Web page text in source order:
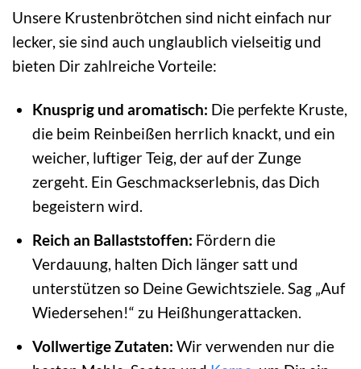
Unsere Krustenbrötchen sind nicht einfach nur
lecker, sie sind auch unglaublich vielseitig und
bieten Dir zahlreiche Vorteile:
Knusprig und aromatisch: Die perfekte Kruste,
die beim Reinbeißen herrlich knackt, und ein
weicher, luftiger Teig, der auf der Zunge
zergeht. Ein Geschmackserlebnis, das Dich
begeistern wird.
Reich an Ballaststoffen: Fördern die
Verdauung, halten Dich länger satt und
unterstützen so Deine Gewichtsziele. Sag „Auf
Wiedersehen!“ zu Heißhungerattacken.
Vollwertige Zutaten: Wir verwenden nur die